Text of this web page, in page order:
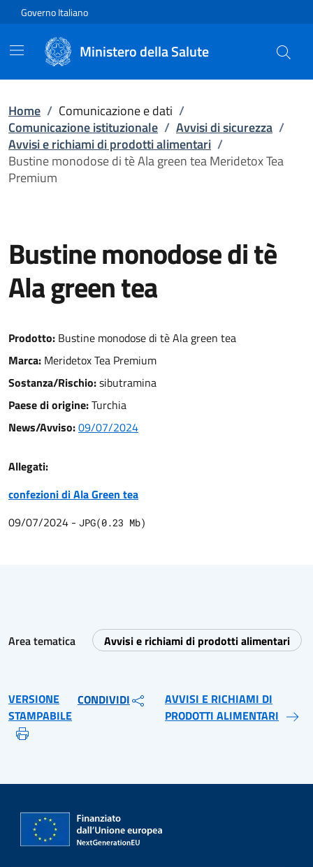
Vai direttamente al contenuto
Governo Italiano
Ministero della Salute
Home / Comunicazione e dati /
Comunicazione istituzionale / Avvisi di sicurezza /
Avvisi e richiami di prodotti alimentari /
Bustine monodose di tè Ala green tea Meridetox Tea
Premium
Bustine monodose di tè
Ala green tea
Prodotto: Bustine monodose di tè Ala green tea
Marca: Meridetox Tea Premium
Sostanza/Rischio:sibutramina
Paese di origine:Turchia
News/Avviso:09/07/2024
Allegati:
confezioni di Ala Green tea
09/07/2024 - JPG(0.23 Mb)
Area tematica Avvisi e richiami di prodotti alimentari
VERSIONE
STAMPABILE
CONDIVIDI
AVVISI E RICHIAMI DI
PRODOTTI ALIMENTARI